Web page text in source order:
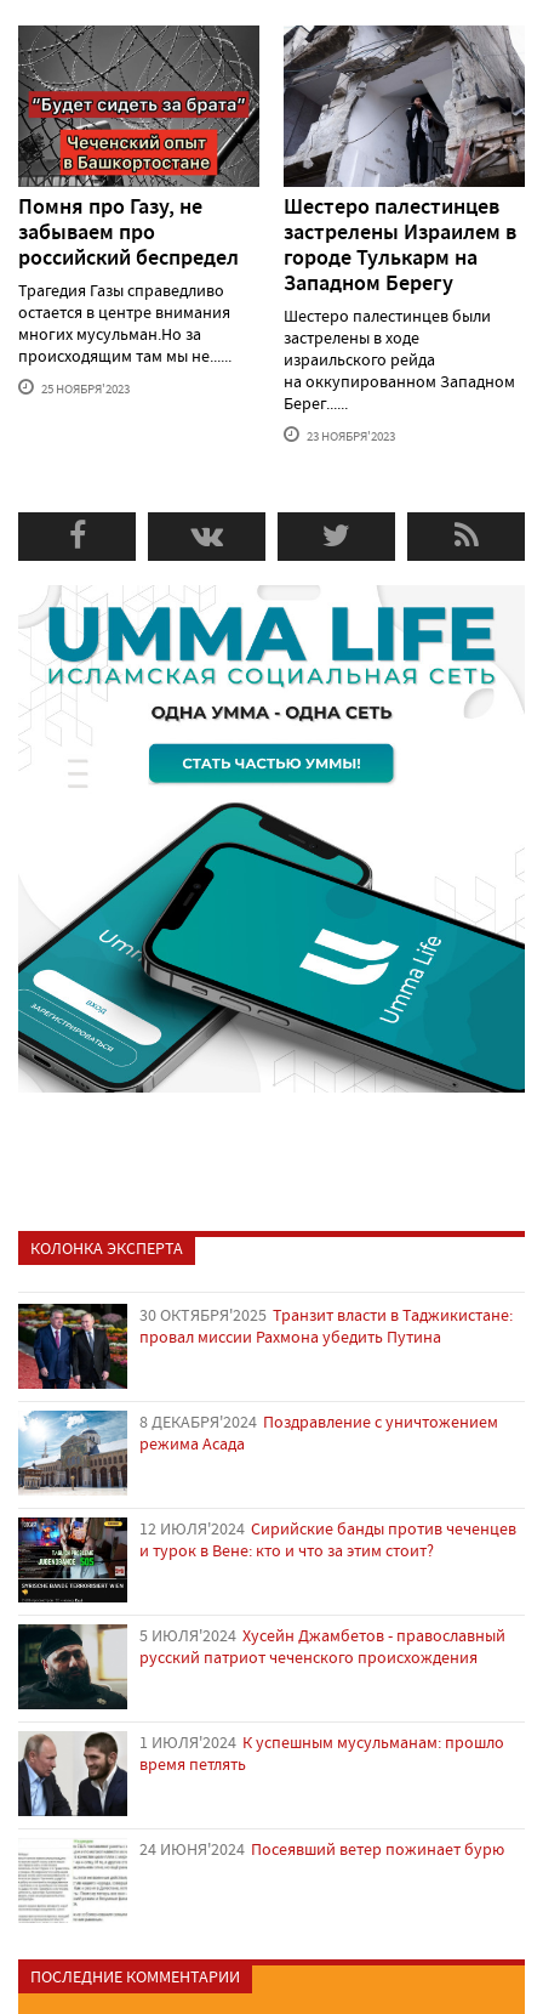
Помня про Газу, не
забываем про
российский беспредел
Трагедия Газы справедливо
остается в центре внимания
многих мусульман.Но за
происходящим там мы не......
25 НОЯБРЯ'2023
Шестеро палестинцев
застрелены Израилем в
городе Тулькарм на
Западном Берегу
Шестеро палестинцев были
застрелены в ходе
израильского рейда
на оккупированном Западном
Берег......
23 НОЯБРЯ'2023
КОЛОНКА ЭКСПЕРТА
30 ОКТЯБРЯ'2025 Транзит власти в Таджикистане:
провал миссии Рахмона убедить Путина
8 ДЕКАБРЯ'2024 Поздравление с уничтожением
режима Асада
12 ИЮЛЯ'2024 Сирийские банды против чеченцев
и турок в Вене: кто и что за этим стоит?
5 ИЮЛЯ'2024 Хусейн Джамбетов - православный
русский патриот чеченского происхождения
1 ИЮЛЯ'2024 К успешным мусульманам: прошло
время петлять
24 ИЮНЯ'2024 Посеявший ветер пожинает бурю
ПОСЛЕДНИЕ КОММЕНТАРИИ